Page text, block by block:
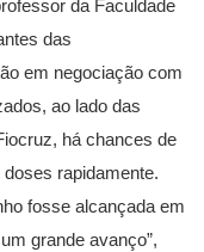
da Faculdade
das
em negociação com
ao lado das
há chances de
rapidamente.
fosse alcançada em
grande avanço”,